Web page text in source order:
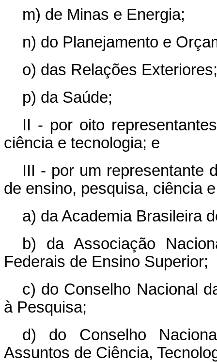
m) de Minas e Energia;
n) do Planejamento e
o) das Relações
p) da Saúde;
II - por oito
ciência e tecnologia; e
III - por um representante
de ensino, pesquisa, ciência
a) da Academia Brasileira
b) da Associação
Federais de Ensino Superior;
c) do Conselho Nacional
à Pesquisa;
d) do Conselho
Assuntos de Ciência,